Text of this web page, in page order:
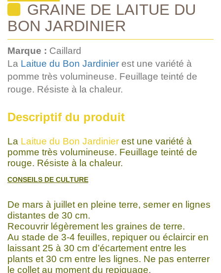
GRAINE DE LAITUE DU
BON JARDINIER
Marque : Caillard
La Laitue du Bon Jardinier est une variété à
pomme très volumineuse. Feuillage teinté de
rouge. Résiste à la chaleur.
Descriptif du produit
La Laitue du Bon Jardinier est une variété à
pomme très volumineuse. Feuillage teinté de
rouge. Résiste à la chaleur.
CONSEILS DE CULTURE
De mars à juillet en pleine terre, semer en lignes
distantes de 30 cm.
Recouvrir légèrement les graines de terre.
Au stade de 3-4 feuilles, repiquer ou éclaircir en
laissant 25 à 30 cm d’écartement entre les
plants et 30 cm entre les lignes. Ne pas enterrer
le collet au moment du repiquage.